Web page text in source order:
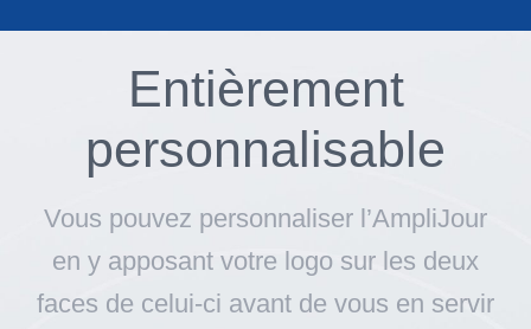
Entièrement
personnalisable
Vous pouvez personnaliser l’AmpliJour
en y apposant votre logo sur les deux
faces de celui-ci avant de vous en servir